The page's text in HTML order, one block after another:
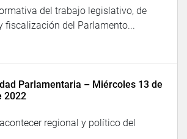
del trabajo legislativo, de
fiscalización del Parlamento...
Parlamentaria – Miércoles 13 de
2022
regional y político del